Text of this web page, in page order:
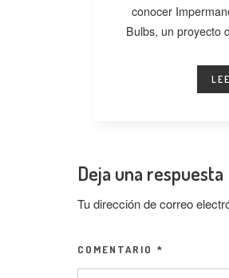
conocer
Bulbs, un proyecto
Deja una respuesta
Tu dirección de correo
COMENTARIO *